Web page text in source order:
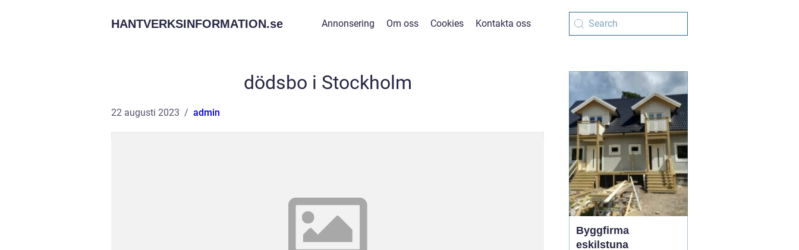
HANTVERKSINFORMATION.se Annonsering Om oss Cookies Kontakta oss
dödsbo i Stockholm
22 augusti 2023 admin
Byggfirma
eskilstuna